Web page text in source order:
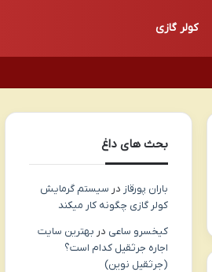
کولر گازی
بحث های داغ
باران پورقاز در سیستم گرمایش
کولر گازی چگونه کار میکند
کیخسرو ساعی در بهترین سایت
اجاره جرثقیل کدام است؟
(جرثقیل نوین)